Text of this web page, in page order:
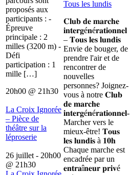
proposés aux
participants : -
Épreuve
principale : 2
milles (3200 m) -
Défi
participation : 1
mille […]
20h00 @ 21h30
La Croix Ignorée
– Pièce de
théâtre sur la
léproserie
26 juillet - 20h00
@ 21h30
Tous les lundis
𝐂𝐥𝐮𝐛 𝐝𝐞 𝐦𝐚𝐫𝐜𝐡𝐞
𝐢𝐧𝐭𝐞𝐫𝐠é𝐧é𝐫𝐚𝐭𝐢𝐨𝐧𝐧𝐞𝐥
– 𝐓𝐨𝐮𝐬 𝐥𝐞𝐬 𝐥𝐮𝐧𝐝𝐢𝐬
Envie de bouger, de
prendre l'air et de
rencontrer de
nouvelles
personnes? Joignez-
vous à notre 𝐂𝐥𝐮𝐛
𝐝𝐞 𝐦𝐚𝐫𝐜𝐡𝐞
𝐢𝐧𝐭𝐞𝐫𝐠é𝐧é𝐫𝐚𝐭𝐢𝐨𝐧𝐧𝐞𝐥-
Marcher vers le
mieux-être! 𝐓𝐨𝐮𝐬
𝐥𝐞𝐬 𝐥𝐮𝐧𝐝𝐢𝐬 à 𝟏𝟎𝐡
Chaque marche est
encadrée par un
𝐞𝐧𝐭𝐫𝐚î𝐧𝐞𝐮𝐫 𝐩𝐫𝐢𝐯é